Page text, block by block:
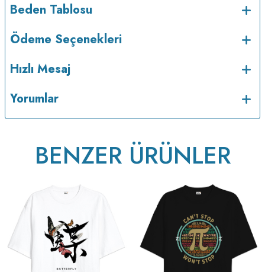
v223.21
Beden Tablosu
Ödeme Seçenekleri
Hızlı Mesaj
Yorumlar
BENZER ÜRÜNLER